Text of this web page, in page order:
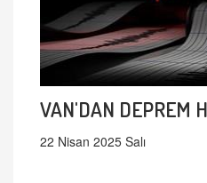
VAN'DAN DEPREM
22 Nisan 2025 Salı